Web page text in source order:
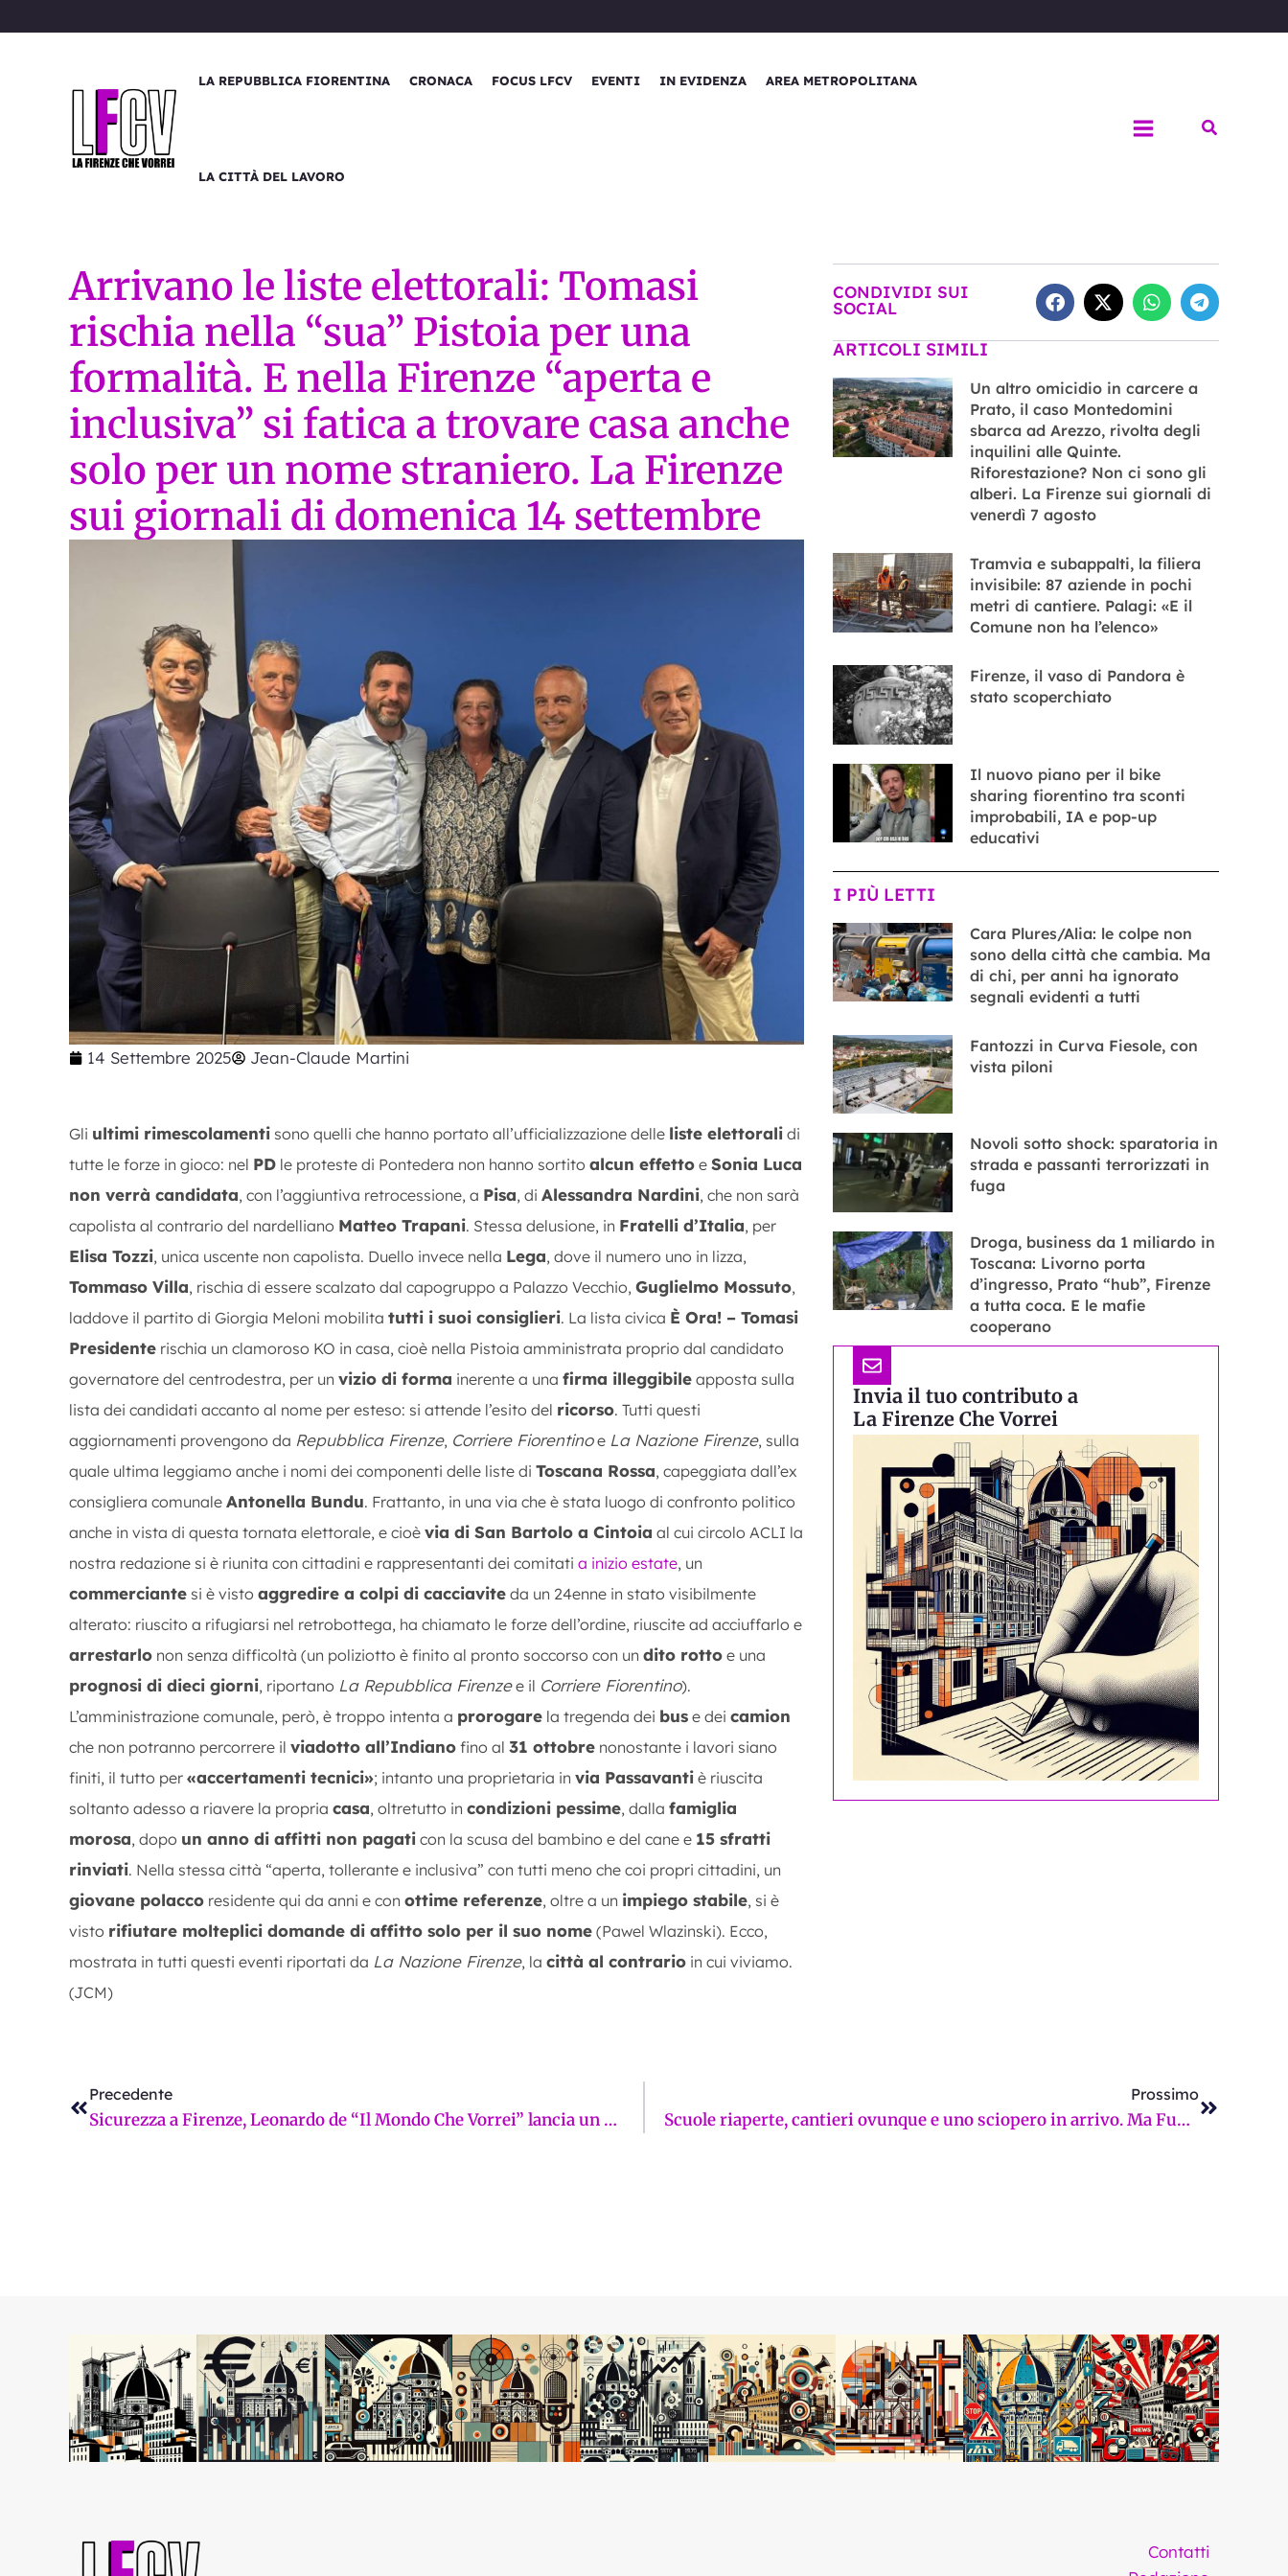
al
LA REPUBBLICA FIORENTINA CRONACA FOCUS LFCV EVENTI IN EVIDENZA AREA METROPOLITANA
LA CITTÀ DEL LAVORO
Cerca
Arrivano le liste elettorali: Tomasi
rischia nella “sua” Pistoia per una
formalità. E nella Firenze “aperta e
inclusiva” si fatica a trovare casa anche
solo per un nome straniero. La Firenze
sui giornali di domenica 14 settembre
14 Settembre 2025 Jean-Claude Martini
Gli ultimi rimescolamenti sono quelli che hanno portato all’ufficializzazione delle liste elettorali di
tutte le forze in gioco: nel PD le proteste di Pontedera non hanno sortito alcun effetto e Sonia Luca
non verrà candidata, con l’aggiuntiva retrocessione, a Pisa, di Alessandra Nardini, che non sarà
capolista al contrario del nardelliano Matteo Trapani. Stessa delusione, in Fratelli d’Italia, per
Elisa Tozzi, unica uscente non capolista. Duello invece nella Lega, dove il numero uno in lizza,
Tommaso Villa, rischia di essere scalzato dal capogruppo a Palazzo Vecchio, Guglielmo Mossuto,
laddove il partito di Giorgia Meloni mobilita tutti i suoi consiglieri. La lista civica È Ora! – Tomasi
Presidente rischia un clamoroso KO in casa, cioè nella Pistoia amministrata proprio dal candidato
governatore del centrodestra, per un vizio di forma inerente a una firma illeggibile apposta sulla
lista dei candidati accanto al nome per esteso: si attende l’esito del ricorso. Tutti questi
aggiornamenti provengono da Repubblica Firenze, Corriere Fiorentinoe La Nazione Firenze, sulla
quale ultima leggiamo anche i nomi dei componenti delle liste di Toscana Rossa, capeggiata dall’ex
consigliera comunale Antonella Bundu. Frattanto, in una via che è stata luogo di confronto politico
anche in vista di questa tornata elettorale, e cioè via di San Bartolo a Cintoia al cui circolo ACLI la
nostra redazione si è riunita con cittadini e rappresentanti dei comitati a inizio estate, un
commerciante si è visto aggredire a colpi di cacciavite da un 24enne in stato visibilmente
alterato: riuscito a rifugiarsi nel retrobottega, ha chiamato le forze dell’ordine, riuscite ad acciuffarlo e
arrestarlo non senza difficoltà (un poliziotto è finito al pronto soccorso con un dito rotto e una
prognosi di dieci giorni, riportano La Repubblica Firenzee il Corriere Fiorentino).
L’amministrazione comunale, però, è troppo intenta a prorogare la tregenda dei bus e dei camion
che non potranno percorrere il viadotto all’Indiano fino al 31 ottobre nonostante i lavori siano
finiti, il tutto per «accertamenti tecnici»; intanto una proprietaria in via Passavanti è riuscita
soltanto adesso a riavere la propria casa, oltretutto in condizioni pessime, dalla famiglia
morosa, dopo un anno di affitti non pagati con la scusa del bambino e del cane e 15 sfratti
rinviati. Nella stessa città “aperta, tollerante e inclusiva” con tutti meno che coi propri cittadini, un
giovane polacco residente qui da anni e con ottime referenze, oltre a un impiego stabile, si è
visto rifiutare molteplici domande di affitto solo per il suo nome (Pawel Wlazinski). Ecco,
mostrata in tutti questi eventi riportati da La Nazione Firenze, la città al contrario in cui viviamo.
(JCM)
CONDIVIDI SUI
SOCIAL
ARTICOLI SIMILI
Un altro omicidio in carcere a
Prato, il caso Montedomini
sbarca ad Arezzo, rivolta degli
inquilini alle Quinte.
Riforestazione? Non ci sono gli
alberi. La Firenze sui giornali di
venerdì 7 agosto
Tramvia e subappalti, la filiera
invisibile: 87 aziende in pochi
metri di cantiere. Palagi: «E il
Comune non ha l’elenco»
Firenze, il vaso di Pandora è
stato scoperchiato
Il nuovo piano per il bike
sharing fiorentino tra sconti
improbabili, IA e pop-up
educativi
I PIÙ LETTI
Cara Plures/Alia: le colpe non
sono della città che cambia. Ma
di chi, per anni ha ignorato
segnali evidenti a tutti
Fantozzi in Curva Fiesole, con
vista piloni
Novoli sotto shock: sparatoria in
strada e passanti terrorizzati in
fuga
Droga, business da 1 miliardo in
Toscana: Livorno porta
d’ingresso, Prato “hub”, Firenze
a tutta coca. E le mafie
cooperano
Invia il tuo contributo a
La Firenze Che Vorrei
Precedente
Sicurezza a Firenze, Leonardo de “Il Mondo Che Vorrei” lancia un appello: “I reati calano o la gente è solo stanca di denunciare?”
Prossimo
Scuole riaperte, cantieri ovunque e uno sciopero in arrivo. Ma Funaro e Giorgio ci pregano di lasciare l’auto a casa
Contatti